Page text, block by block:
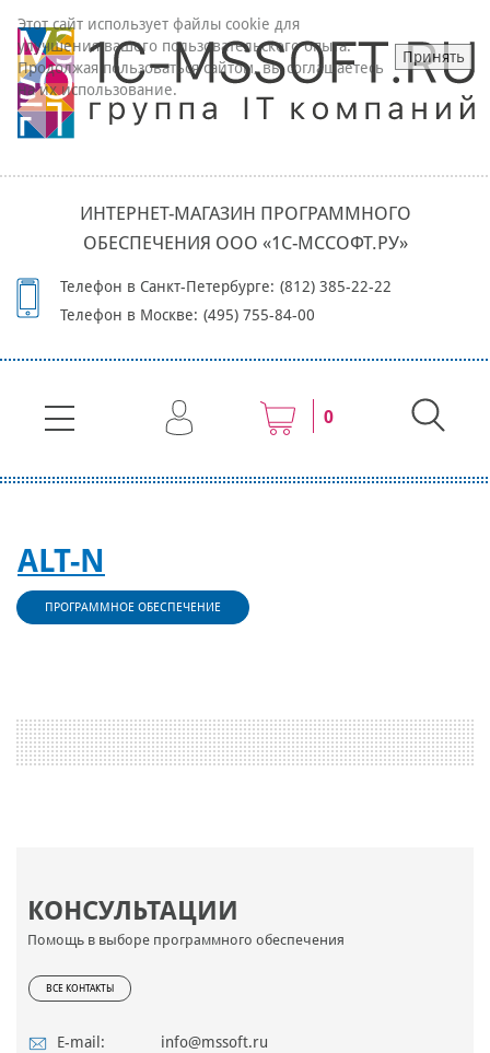
ИНТЕРНЕТ-МАГАЗИН ПРОГРАММНОГО
ОБЕСПЕЧЕНИЯ ООО «1С-МССОФТ.РУ»
Телефон в Санкт-Петербурге: (812) 385-22-22
Телефон в Москве: (495) 755-84-00
0
КОНСУЛЬТАЦИИ
Помощь в выборе программного обеспечения
ВСЕ КОНТАКТЫ
E-mail: info@mssoft.ru
ALT-N
ПРОГРАММНОЕ ОБЕСПЕЧЕНИЕ
Этот сайт использует файлы cookie для
улучшения вашего пользовательского опыта.
Продолжая пользоваться сайтом, вы соглашаетесь
на их использование.
Принять